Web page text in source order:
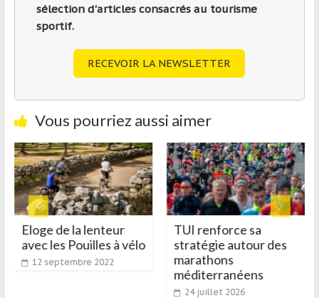
sélection d'articles consacrés au tourisme
sportif.
RECEVOIR LA NEWSLETTER
Vous pourriez aussi aimer
Eloge de la lenteur
avec les Pouilles à vélo
12 septembre 2022
TUI renforce sa
stratégie autour des
marathons
méditerranéens
24 juillet 2026